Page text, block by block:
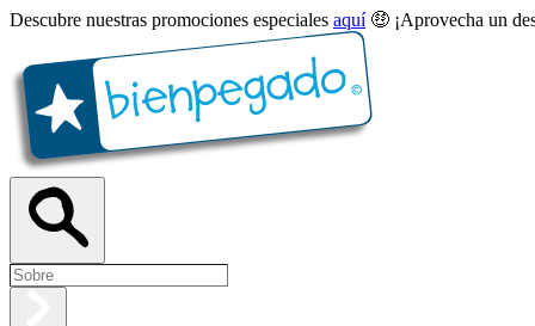
Descubre nuestras promociones especiales aquí🤑 ¡Aprovecha un